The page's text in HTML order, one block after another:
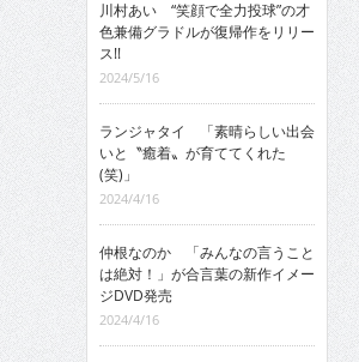
川村あい “笑顔で全力投球”の才
色兼備グラドルが復帰作をリリー
ス!!
2024/5/16
ランジャタイ 「素晴らしい出会
いと〝癒着〟が育ててくれた
(笑)」
2024/4/16
仲根なのか 「みんなの言うこと
は絶対！」が合言葉の新作イメー
ジDVD発売
2024/4/16